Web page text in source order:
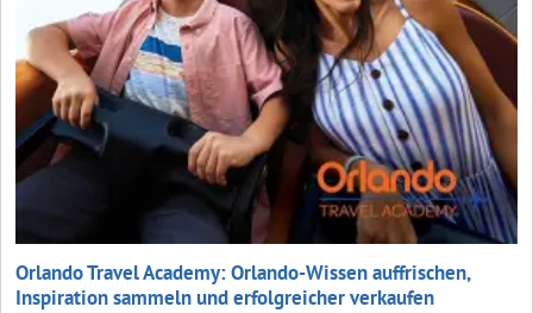
Orlando Travel Academy: Orlando-Wissen auffrischen,
Inspiration sammeln und erfolgreicher verkaufen